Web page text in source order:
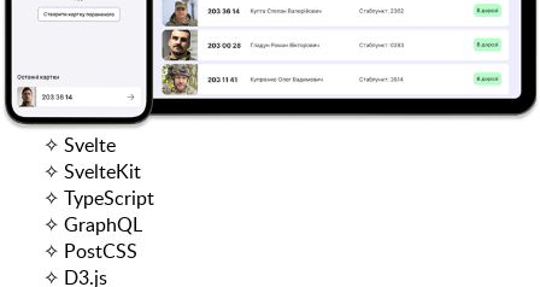
✧ Svelte
✧ SvelteKit
✧ TypeScript
✧ GraphQL
✧ PostCSS
✧ D3.js